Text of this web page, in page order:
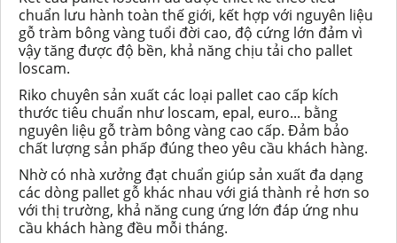
chuẩn lưu hành toàn thế giới, kết hợp với nguyên liệu
gỗ tràm bông vàng tuổi đời cao, độ cứng lớn đảm vì
vậy tăng được độ bền, khả năng chịu tải cho pallet
loscam.
Riko chuyên sản xuất các loại pallet cao cấp kích
thước tiêu chuẩn như loscam, epal, euro... bằng
nguyên liệu gỗ tràm bông vàng cao cấp. Đảm bảo
chất lượng sản phấp đúng theo yêu cầu khách hàng.
Nhờ có nhà xưởng đạt chuẩn giúp sản xuất đa dạng
các dòng pallet gỗ khác nhau với giá thành rẻ hơn so
với thị trường, khả năng cung ứng lớn đáp ứng nhu
cầu khách hàng đều mỗi tháng.